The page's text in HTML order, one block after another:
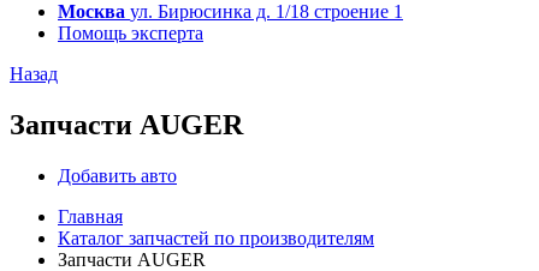
Москва ул. Бирюсинка д. 1/18 строение 1
Помощь эксперта
Назад
Запчасти AUGER
Добавить авто
Главная
Каталог запчастей по производителям
Запчасти AUGER